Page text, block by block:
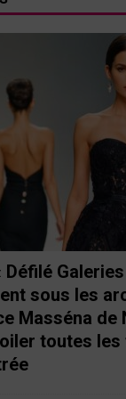
Défilé
sous les
Masséna de
toutes les